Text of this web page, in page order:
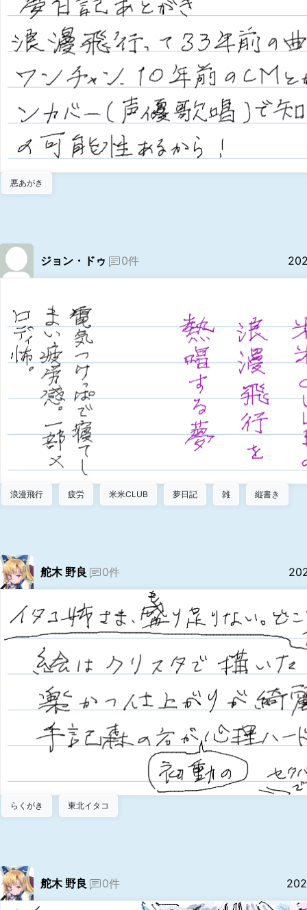
悪あがき
ジョン・ドゥ 0件
浪漫飛行 疲労 米米CLUB 夢日記 雑 縦書き
舵木 野良 0件
らくがき 東北イタコ
舵木 野良 0件